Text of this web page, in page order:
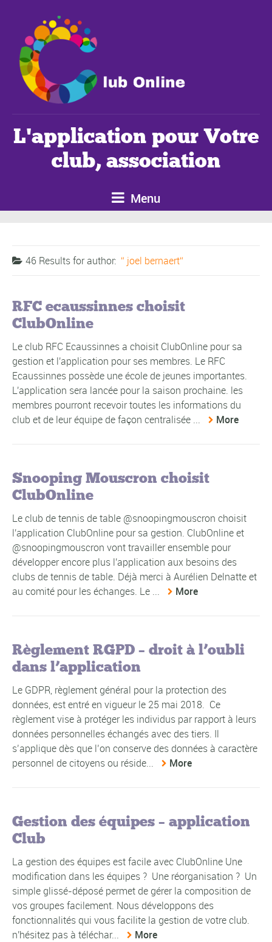
L'application pour Votre
club, association
Menu
46 Results forauthor: joel bernaert
RFC ecaussinnes choisit
ClubOnline
Le club RFC Ecaussinnes a choisit ClubOnline pour sa
gestion et l'application pour ses membres. Le RFC
Ecaussinnes possède une école de jeunes importantes.
L'application sera lancée pour la saison prochaine. les
membres pourront recevoir toutes les informations du
club et de leur équipe de façon centralisée ...
More
Snooping Mouscron choisit
ClubOnline
Le club de tennis de table @snoopingmouscron choisit
l'application ClubOnline pour sa gestion. ClubOnline et
@snoopingmouscron vont travailler ensemble pour
développer encore plus l'application aux besoins des
clubs de tennis de table. Déjà merci à Aurélien Delnatte et
au comité pour les échanges. Le ...
More
Règlement RGPD – droit à l’oubli
dans l’application
Le GDPR, règlement général pour la protection des
données, est entré en vigueur le 25 mai 2018. Ce
règlement vise à protéger les individus par rapport à leurs
données personnelles échangés avec des tiers. Il
s’applique dès que l’on conserve des données à caractère
personnel de citoyens ou réside...
More
Gestion des équipes – application
Club
La gestion des équipes est facile avec ClubOnline Une
modification dans les équipes ? Une réorganisation ? Un
simple glissé-déposé permet de gérer la composition de
vos groupes facilement. Nous développons des
fonctionnalités qui vous facilite la gestion de votre club.
n'hésitez pas à téléchar...
More